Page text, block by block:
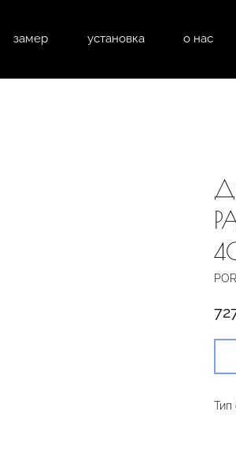
о нас
установка
замер
Тип